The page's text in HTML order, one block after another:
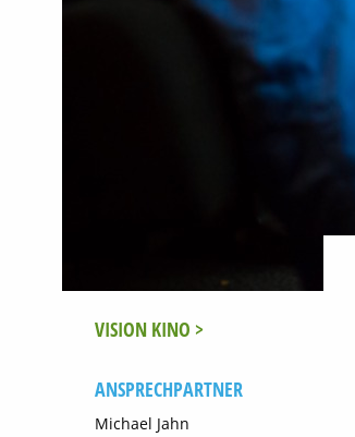
VISION KINO >
ANSPRECHPARTNER
Michael Jahn